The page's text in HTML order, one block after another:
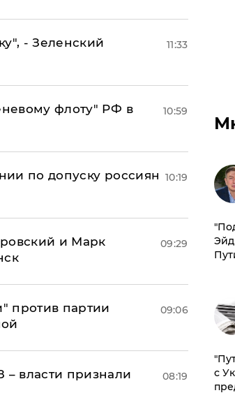
- Зеленский
11:33
флоту" РФ в
10:59
по допуску россиян 10:19
и Марк
09:29
против партии
09:06
власти признали
08:19
с